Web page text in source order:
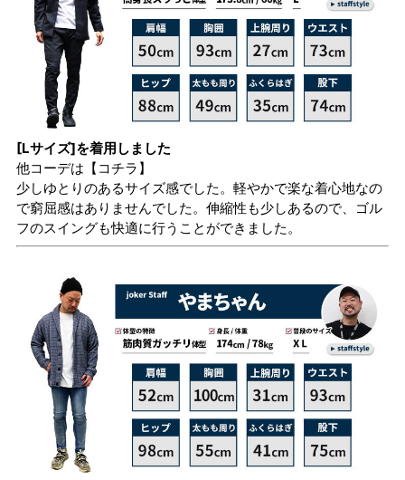
[Lサイズ]を着用しました
他コーデは 【コチラ】
少しゆとりのあるサイズ感でした。軽やかで楽な着心地なの
で窮屈感はありませんでした。伸縮性も少しあるので、ゴル
フのスイングも快適に行うことができました。